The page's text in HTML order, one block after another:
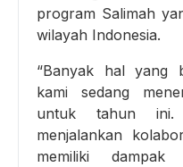
program Salimah
wilayah Indonesia.
“Banyak hal yang
kami sedang
untuk tahun ini.
menjalankan
memiliki dampak